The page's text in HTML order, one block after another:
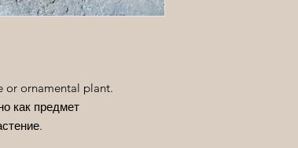
or ornamental plant.
как предмет